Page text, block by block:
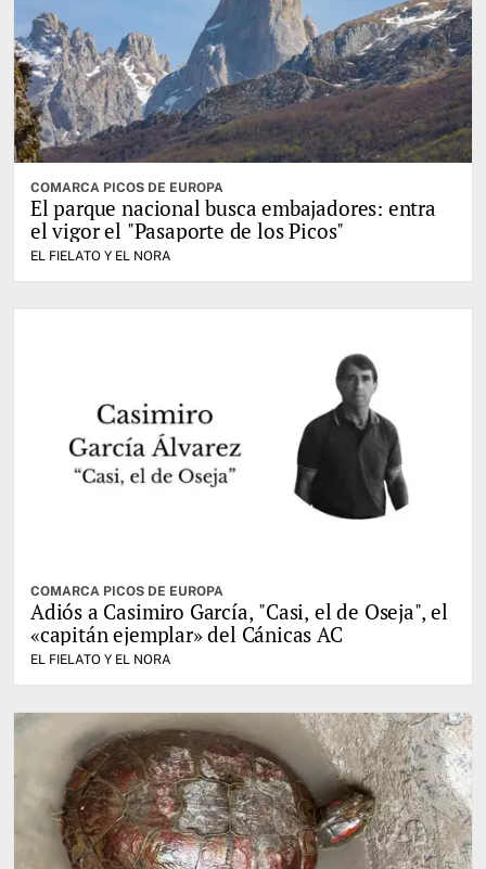
COMARCA PICOS DE EUROPA
El parque nacional busca embajadores: entra
el vigor el "Pasaporte de los Picos"
EL FIELATO Y EL NORA
COMARCA PICOS DE EUROPA
Adiós a Casimiro García, "Casi, el de Oseja", el
«capitán ejemplar» del Cánicas AC
EL FIELATO Y EL NORA